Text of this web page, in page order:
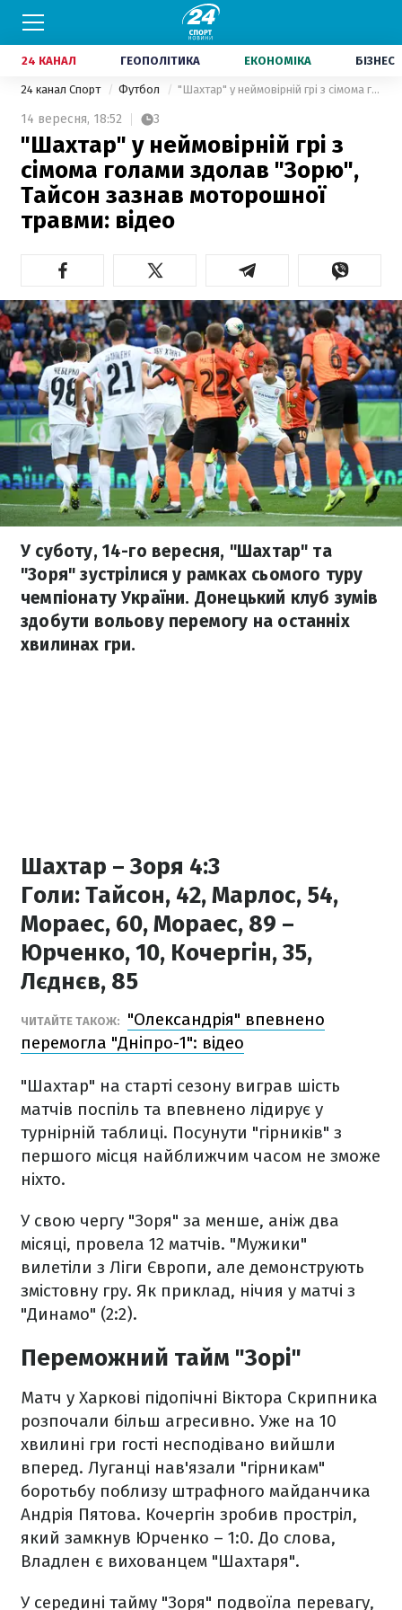
24 КАНАЛ ГЕОПОЛІТИКА ЕКОНОМІКА БІЗНЕС
24 канал Спорт Футбол "Шахтар" у неймовірній грі з сімома голами здолав "Зорю", Тайсон зазнав моторошної травми: відео
14 вересня, 18:52 3
"Шахтар" у неймовірній грі з
сімома голами здолав "Зорю",
Тайсон зазнав моторошної
травми: відео
У суботу, 14-го вересня, "Шахтар" та
"Зоря" зустрілися у рамках сьомого туру
чемпіонату України. Донецький клуб зумів
здобути вольову перемогу на останніх
хвилинах гри.
Шахтар – Зоря 4:3
Голи:Тайсон, 42, Марлос, 54,
Мораес, 60, Мораес, 89 –
Юрченко, 10, Кочергін, 35,
Лєднєв, 85
ЧИТАЙТЕ ТАКОЖ:
"Олександрія" впевнено
перемогла "Дніпро-1": відео
"Шахтар" на старті сезону виграв шість
матчів поспіль та впевнено лідирує у
турнірній таблиці. Посунути "гірників" з
першого місця найближчим часом не зможе
ніхто.
У свою чергу "Зоря" за менше, аніж два
місяці, провела 12 матчів. "Мужики"
вилетіли з Ліги Європи, але демонструють
змістовну гру. Як приклад, нічия у матчі з
"Динамо" (2:2).
Переможний тайм "Зорі"
Матч у Харкові підопічні Віктора Скрипника
розпочали більш агресивно. Уже на 10
хвилині гри гості несподівано вийшли
вперед. Луганці нав'язали "гірникам"
боротьбу поблизу штрафного майданчика
Андрія Пятова. Кочергін зробив простріл,
який замкнув Юрченко – 1:0. До слова,
Владлен є вихованцем "Шахтаря".
У середині тайму "Зоря" подвоїла перевагу,